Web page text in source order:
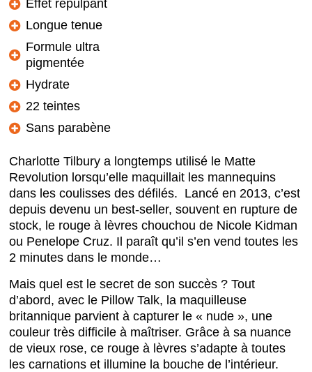
Effet repulpant
Longue tenue
Formule ultra
pigmentée
Hydrate
22 teintes
Sans parabène
Charlotte Tilbury a longtemps utilisé le Matte
Revolution lorsqu’elle maquillait les mannequins
dans les coulisses des défilés. Lancé en 2013, c’est
depuis devenu un best-seller, souvent en rupture de
stock, le rouge à lèvres chouchou de Nicole Kidman
ou Penelope Cruz. Il paraît qu’il s’en vend toutes les
2 minutes dans le monde…
Mais quel est le secret de son succès ? Tout
d’abord, avec le Pillow Talk, la maquilleuse
britannique parvient à capturer le « nude », une
couleur très difficile à maîtriser. Grâce à sa nuance
de vieux rose, ce rouge à lèvres s’adapte à toutes
les carnations et illumine la bouche de l’intérieur.